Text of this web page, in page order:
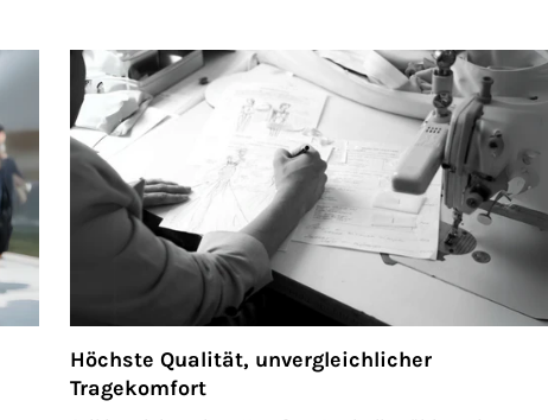
Höchste Qualität, unvergleichlicher
Tragekomfort